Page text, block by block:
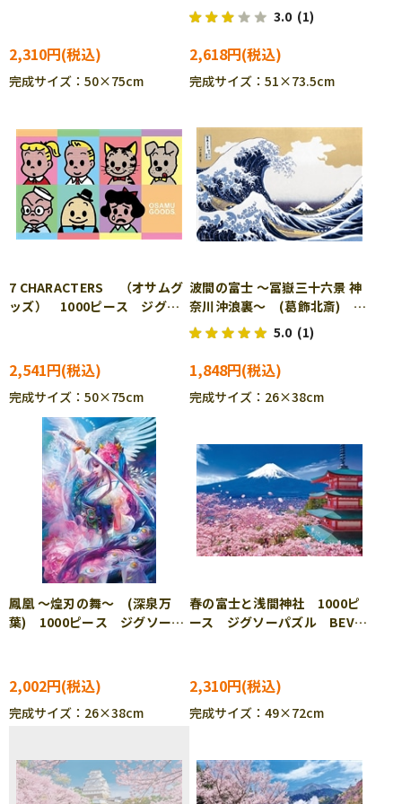
2,310円
完成サイズ：50×75cm
1000T-562 3.0 (1)
2,618円
完成サイズ：51×73.5cm
7 CHARACTERS （オサムグ
ッズ） 1000ピース ジグソ
2,541円
完成サイズ：50×75cm
波間の富士 ～冨嶽三十六景 神
奈川沖浪裏～ (葛飾北斎)
1000ピース ジグソーパズ
ル BEV-1000M-029
5.0 (1)
1,848円
完成サイズ：26×38cm
鳳凰 ～煌刃の舞～ (深泉万
葉) 1000ピース ジグソーパ
2,002円
完成サイズ：26×38cm
春の富士と浅間神社 1000ピ
ース ジグソーパズル BEV-
2,310円
完成サイズ：49×72cm